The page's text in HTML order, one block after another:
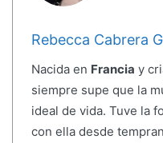
Rebecca Cabrera
Nacida en Francia y
siempre supe que la
ideal de vida. Tuve la
con ella desde